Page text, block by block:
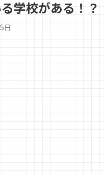
学校がある！？
日